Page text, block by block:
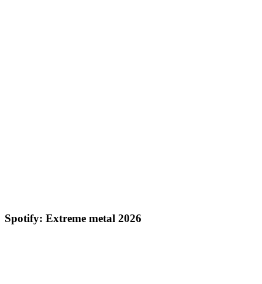
Spotify: Extreme metal 2026